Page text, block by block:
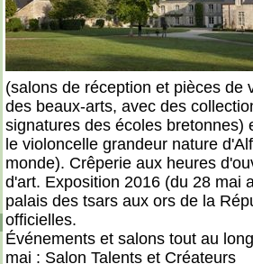
(salons de réception et pièces de
des beaux-arts, avec des
signatures des écoles
le violoncelle grandeur nature
monde). Crêperie aux heures
d'art. Exposition 2016 (du 28 mai
palais des tsars aux ors de la
officielles.
Événements et salons tout au
mai : Salon Talents et Créateurs